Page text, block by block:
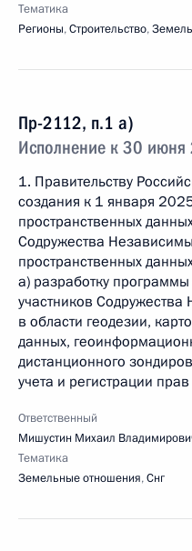
Тематика
Регионы,Строительство,
Пр-2112, п.1 а)
Исполнение к 30 июня
1. Правительству
создания к 1 января
пространственных
Содружества
пространственных
а) разработку программы
участников Содружества
в области геодезии,
данных,
дистанционного
учета и регистрации
Ответственный
Мишустин Михаил
Тематика
Земельные отношения,Снг